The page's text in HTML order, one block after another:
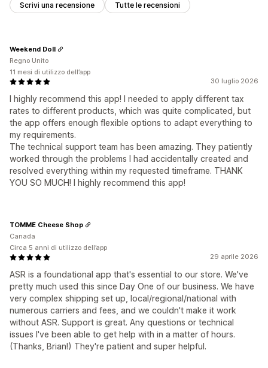
Scrivi una recensione Tutte le recensioni
30 luglio 2026
I highly recommend this app! I needed to apply different tax
rates to different products, which was quite complicated, but
the app offers enough flexible options to adapt everything to
my requirements.
The technical support team has been amazing. They patiently
worked through the problems I had accidentally created and
resolved everything within my requested timeframe. THANK
YOU SO MUCH! I highly recommend this app!
Weekend Doll
Regno Unito
11 mesi di utilizzo dell’app
29 aprile 2026
ASR is a foundational app that's essential to our store. We've
pretty much used this since Day One of our business. We have
very complex shipping set up, local/regional/national with
numerous carriers and fees, and we couldn't make it work
without ASR. Support is great. Any questions or technical
issues I've been able to get help with in a matter of hours.
(Thanks, Brian!) They're patient and super helpful.
TOMME Cheese Shop
Canada
Circa 5 anni di utilizzo dell’app